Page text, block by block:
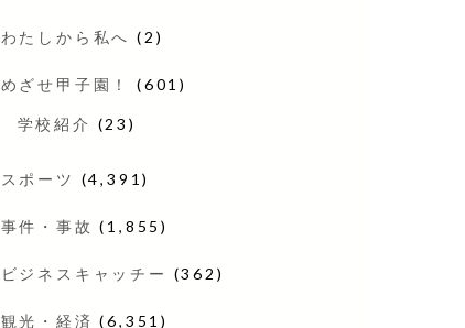
わたしから私へ (2)
めざせ甲子園！ (601)
学校紹介 (23)
スポーツ (4,391)
事件・事故 (1,855)
ビジネスキャッチー (362)
観光・経済 (6,351)